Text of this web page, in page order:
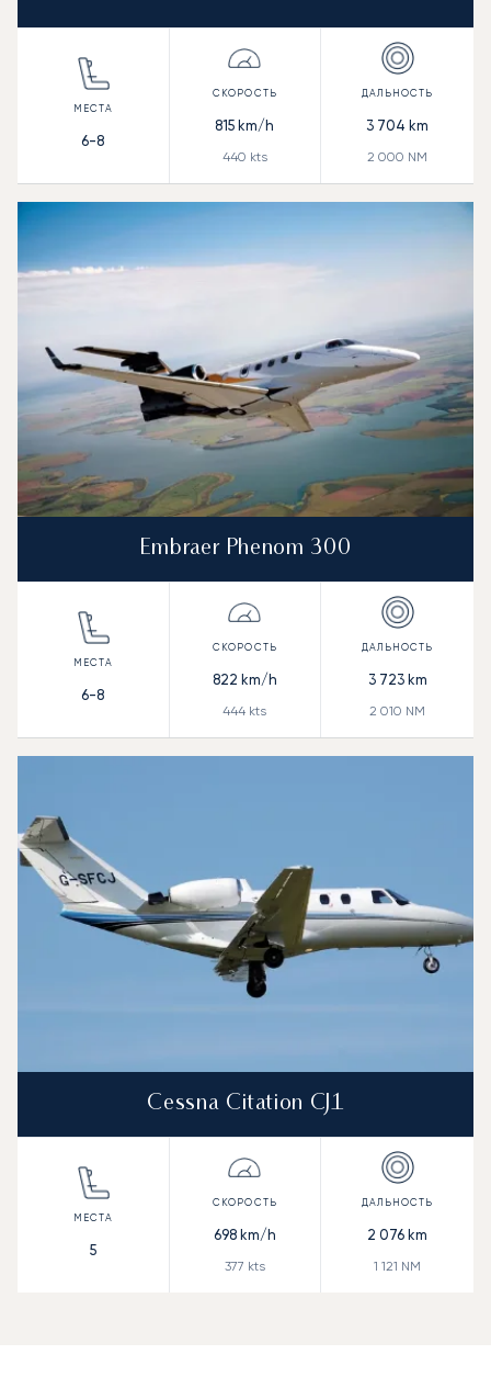
6-8
815 km/h
440 kts
3 704 km
2 000 NM
Embraer Phenom 300
6-8
822 km/h
444 kts
3 723km
2 010 NM
Cessna Citation CJ1
5
698km/h
377 kts
2 076 km
1 121 NM